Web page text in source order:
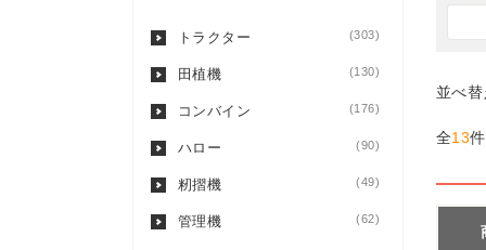
並べ
全13件
トラクター (303)
田植機 (130)
コンバイン (176)
ハロー (90)
籾摺機 (49)
管理機 (62)